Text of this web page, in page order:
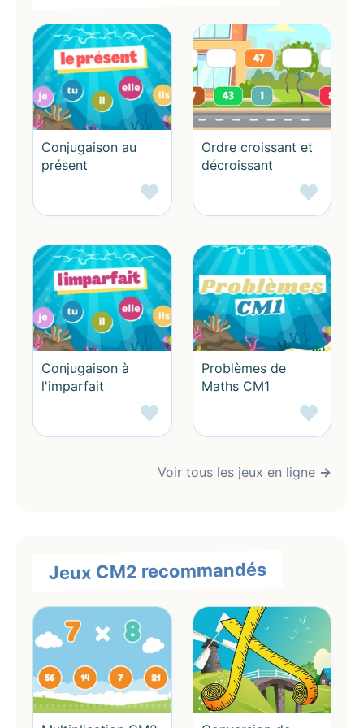
répondre aux besoins des enseignants en proposant
des contenus numériques éducatifs pour leurs élèves.
Pour une bonne utilisation en classe, tous nos
logiciels sont accessibles et adaptés pour une
utilisation via un TNI ou un TBI.
À la maison, notre logiciel éducatif répond au besoin
des parents pour offrir à leurs enfants un outil
ludique de travail et de consolidation des
apprentissages scolaires.
Pour finir, n'hésitez pas à utiliser tous nosjeux
éducatifs en ligneavec vos élèves ou vos
enfants. Plusieurs études, commecelle-cietcelle-
attestent des bénéfices de nos jeux éducatifs pour
l'apprentissage.
Les bénéfices de nos jeux éducatifs pour votre
enfant/votre élève
Offrez à votre enfant/élève une manière amusante et
efficace d'apprendre avec nos jeux éducatifs en ligne
en une expérience ludique et motivante, donnant à
votre enfant l'envie d'apprendre toujours plus. Il
curiosité.
Des résultats concrets à l'école :Nos jeux sont
alignés sur le programme scolaire pour aider votre
enfant/élève à mieux comprendre les concepts, à
Conjugaison au
présent
Ordre croissant et
décroissant
Conjugaison à
l'imparfait
Problèmes de
Maths CM1
Voir tous les jeux en ligne →
Jeux CM2 recommandés